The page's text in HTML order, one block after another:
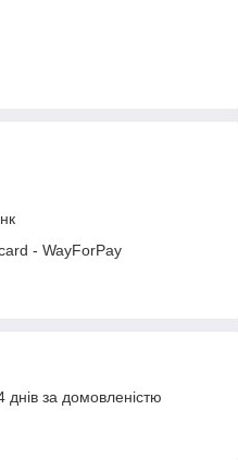
- WayForPay
за домовленістю